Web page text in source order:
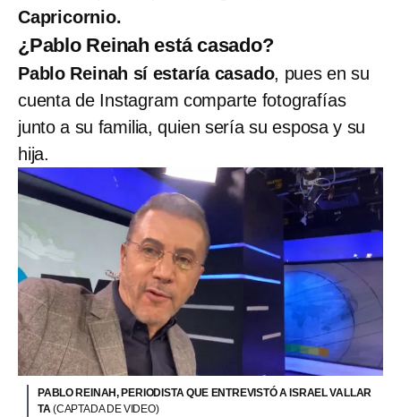
Capricornio.
¿Pablo Reinah está casado?
Pablo Reinah sí estaría casado, pues en su
cuenta de Instagram comparte fotografías
junto a su familia, quien sería su esposa y su
hija.
PABLO REINAH, PERIODISTA QUE ENTREVISTÓ A ISRAEL VALLAR
TA(CAPTADA DE VIDEO)